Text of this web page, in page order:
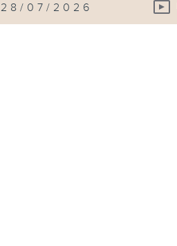
28/07/2026